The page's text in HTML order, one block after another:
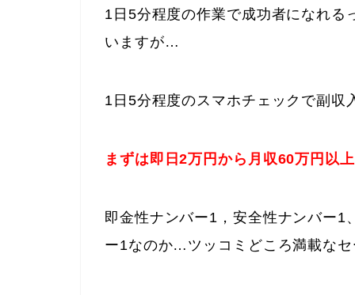
1日5分程度の作業で成功者になれ
いますが…
1日5分程度のスマホチェックで副
まずは即日2万円から月収60万円以
即金性ナンバー1，安全性ナンバー1
ー1なのか…ツッコミどころ満載な